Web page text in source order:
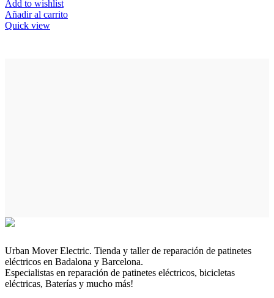
Add to wishlist
Añadir al carrito
Quick view
Urban Mover Electric. Tienda y taller de reparación de patinetes
eléctricos en Badalona y Barcelona.
Especialistas en reparación de patinetes eléctricos, bicicletas
eléctricas, Baterías y mucho más!